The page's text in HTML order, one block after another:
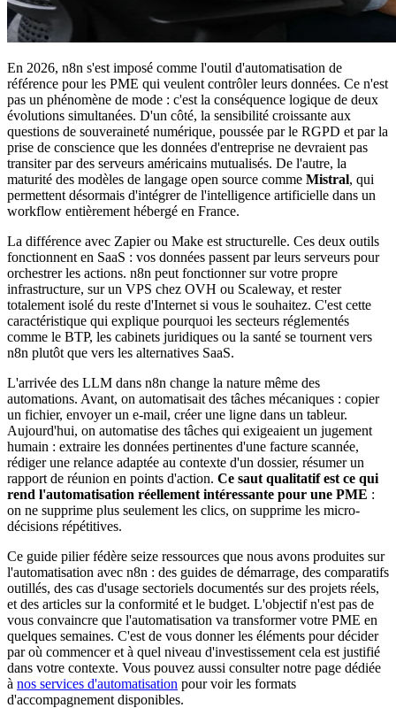
En 2026, n8n s'est imposé comme l'outil d'automatisation de
référence pour les PME qui veulent contrôler leurs données. Ce n'est
pas un phénomène de mode : c'est la conséquence logique de deux
évolutions simultanées. D'un côté, la sensibilité croissante aux
questions de souveraineté numérique, poussée par le RGPD et par la
prise de conscience que les données d'entreprise ne devraient pas
transiter par des serveurs américains mutualisés. De l'autre, la
maturité des modèles de langage open source comme Mistral, qui
permettent désormais d'intégrer de l'intelligence artificielle dans un
workflow entièrement hébergé en France.
La différence avec Zapier ou Make est structurelle. Ces deux outils
fonctionnent en SaaS : vos données passent par leurs serveurs pour
orchestrer les actions. n8n peut fonctionner sur votre propre
infrastructure, sur un VPS chez OVH ou Scaleway, et rester
totalement isolé du reste d'Internet si vous le souhaitez. C'est cette
caractéristique qui explique pourquoi les secteurs réglementés
comme le BTP, les cabinets juridiques ou la santé se tournent vers
n8n plutôt que vers les alternatives SaaS.
L'arrivée des LLM dans n8n change la nature même des
automations. Avant, on automatisait des tâches mécaniques : copier
un fichier, envoyer un e-mail, créer une ligne dans un tableur.
Aujourd'hui, on automatise des tâches qui exigeaient un jugement
humain : extraire les données pertinentes d'une facture scannée,
rédiger une relance adaptée au contexte d'un dossier, résumer un
rapport de réunion en points d'action. Ce saut qualitatif est ce qui
rend l'automatisation réellement intéressante pour une PME :
on ne supprime plus seulement les clics, on supprime les micro-
décisions répétitives.
Ce guide pilier fédère seize ressources que nous avons produites sur
l'automatisation avec n8n : des guides de démarrage, des comparatifs
outillés, des cas d'usage sectoriels documentés sur des projets réels,
et des articles sur la conformité et le budget. L'objectif n'est pas de
vous convaincre que l'automatisation va transformer votre PME en
quelques semaines. C'est de vous donner les éléments pour décider
par où commencer et à quel niveau d'investissement cela est justifié
dans votre contexte. Vous pouvez aussi consulter notre page dédiée
à nos services d'automatisation pour voir les formats
d'accompagnement disponibles.